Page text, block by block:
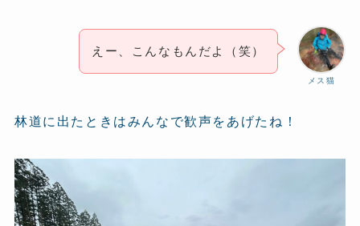
メス猫
えー、こんなもんだよ（笑）
林道に出たときはみんなで歓声をあげたね！